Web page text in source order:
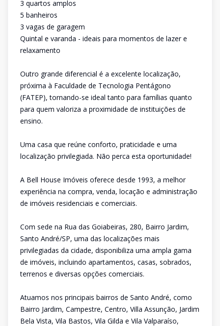
3 quartos amplos
5 banheiros
3 vagas de garagem
Quintal e varanda - ideais para momentos de lazer e
relaxamento
Outro grande diferencial é a excelente localização,
próxima à Faculdade de Tecnologia Pentágono
(FATEP), tornando-se ideal tanto para famílias quanto
para quem valoriza a proximidade de instituições de
ensino.
Uma casa que reúne conforto, praticidade e uma
localização privilegiada. Não perca esta oportunidade!
A Bell House Imóveis oferece desde 1993, a melhor
experiência na compra, venda, locação e administração
de imóveis residenciais e comerciais.
Com sede na Rua das Goiabeiras, 280, Bairro Jardim,
Santo André/SP, uma das localizações mais
privilegiadas da cidade, disponibiliza uma ampla gama
de imóveis, incluindo apartamentos, casas, sobrados,
terrenos e diversas opções comerciais.
Atuamos nos principais bairros de Santo André, como
Bairro Jardim, Campestre, Centro, Villa Assunção, Jardim
Bela Vista, Vila Bastos, Vila Gilda e Vila Valparaíso,